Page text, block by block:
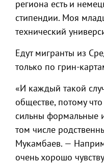
региона есть и
стипендии. Моя
технический
Едут мигранты из
только по грин-
«И каждый такой
обществе, потому
сильны формальные
том числе
Мукамбаев. —
очень хорошо